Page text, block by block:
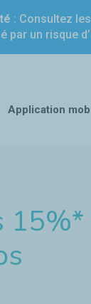
: Consultez
par un risque
Application
15%*